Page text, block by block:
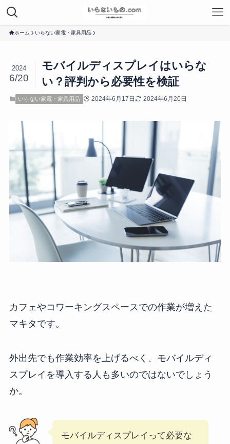
ホーム いらない家電・家具用品
モバイルディスプレイはいらな
い？評判から必要性を検証
2024
6/20
いらない家電・家具用品 2024年6月17日 2024年6月20日
カフェやコワーキングスペースでの作業が増えた
マキタです。
外出先でも作業効率を上げるべく、モバイルディ
スプレイを導入する人も多いのではないでしょう
か。
モバイルディスプレイって必要な